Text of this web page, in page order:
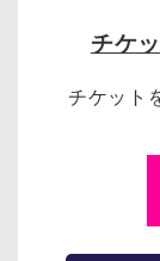
チケ
チケット